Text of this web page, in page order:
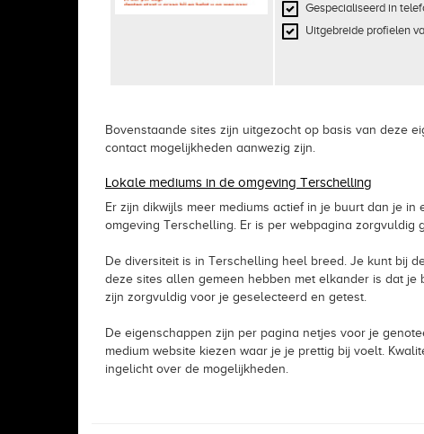
Gespecialiseerd in
Uitgebreide profielen
Bovenstaande sites zijn uitgezocht op basis van deze
contact mogelijkheden aanwezig zijn.
Lokale mediums in de omgeving Terschelling
Er zijn dikwijls meer mediums actief in je buurt dan je
omgeving Terschelling. Er is per webpagina
De diversiteit is in Terschelling heel breed. Je kunt bij
deze sites allen gemeen hebben met elkander is dat
zijn zorgvuldig voor je geselecteerd en getest.
De eigenschappen zijn per pagina netjes voor je
medium website kiezen waar je je prettig bij voelt.
ingelicht over de mogelijkheden.